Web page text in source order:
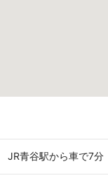
JR青谷駅から車で7分